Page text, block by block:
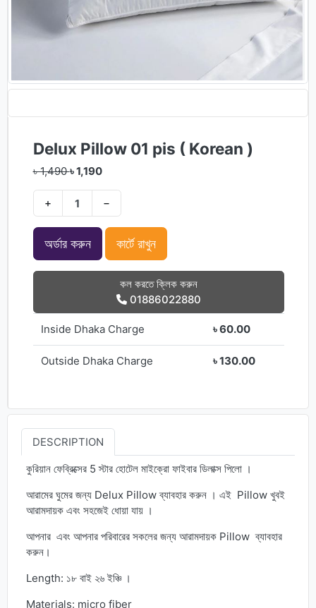
Delux Pillow 01 pis ( Korean )
৳ 1,490৳ 1,190
+ −
অর্ডার করুন কার্টে রাখুন
কল করতে ক্লিক করুন
01886022880
Inside Dhaka Charge ৳ 60.00
Outside Dhaka Charge ৳ 130.00
DESCRIPTION
কুরিয়ান ফেব্রিক্সের 5 স্টার হোটেল মাইক্রো ফাইবার ডিলাক্স পিলো ।
আরামের ঘুমের জন্য Delux Pillow ব্যাবহার করুন । এই Pillow খুবই
আরামদায়ক এবং সহজেই ধোয়া যায় ।
আপনার এবং আপনার পরিবারের সকলের জন্য আরামদায়ক Pillow ব্যাবহার
করুন।
Length: ১৮ বাই ২৬ ইঞ্চি ।
Materials: micro fiber